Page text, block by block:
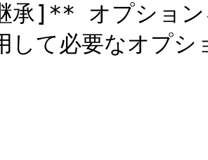
承]** オプション
して必要なオプシ